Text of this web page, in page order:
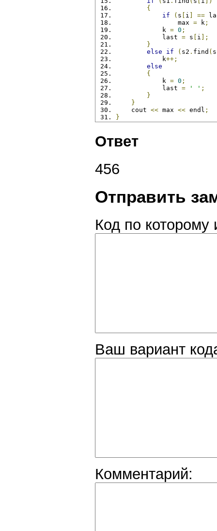
{
if
( s i ==
                max
= k ;
            k
= 0 ;
            last
= s i ];
}
else
if ( s2 . find ( s
            k
++;
else
{
            k
= 0 ;
            last
= ' ' ;
}
}
    cout
<< max << endl ;
}
Ответ
456
Отправить
Код по которому
Ваш вариант
Комментарий: